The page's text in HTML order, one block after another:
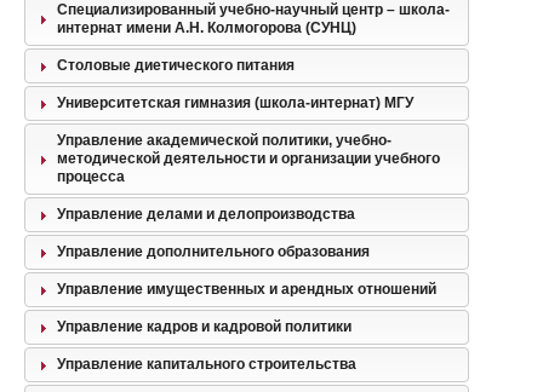
Специализированный учебно-научный центр – школа-
интернат имени А.Н. Колмогорова (СУНЦ)
Столовые диетического питания
Университетская гимназия (школа-интернат) МГУ
Управление академической политики, учебно-
методической деятельности и организации учебного
процесса
Управление делами и делопроизводства
Управление дополнительного образования
Управление имущественных и арендных отношений
Управление кадров и кадровой политики
Управление капитального строительства